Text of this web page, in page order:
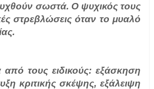
σωστά. Ο ψυχικός τους
στρεβλώσεις όταν το μυαλό
τους ειδικούς: εξάσκηση
κριτικής σκέψης, εξάλειψη